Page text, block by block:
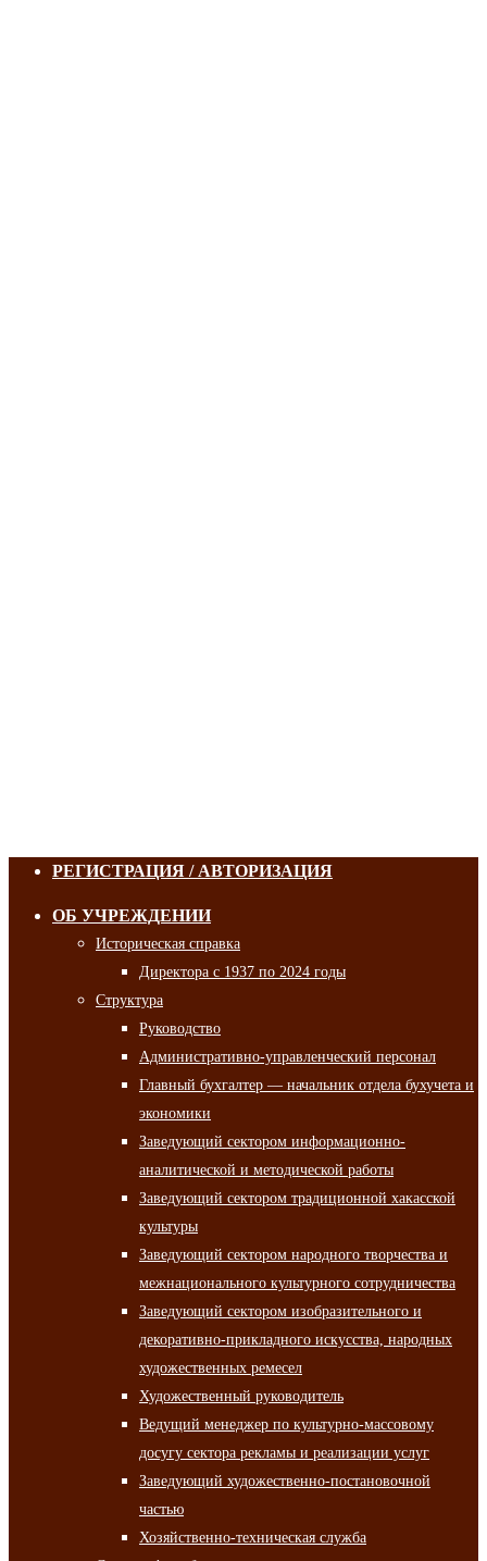
РЕГИСТРАЦИЯ / АВТОРИЗАЦИЯ
ОБ УЧРЕЖДЕНИИ
Историческая справка
Директора с 1937 по 2024 годы
Структура
Руководство
Административно-управленческий персонал
Главный бухгалтер — начальник отдела бухучета и
экономики
Заведующий сектором информационно-
аналитической и методической работы
Заведующий сектором традиционной хакасской
культуры
Заведующий сектором народного творчества и
межнационального культурного сотрудничества
Заведующий сектором изобразительного и
декоративно-прикладного искусства, народных
художественных ремесел
Художественный руководитель
Ведущий менеджер по культурно-массовому
досугу сектора рекламы и реализации услуг
Заведующий художественно-постановочной
частью
Хозяйственно-техническая служба